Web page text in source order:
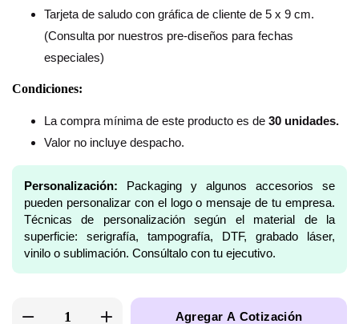
Tarjeta de saludo con gráfica de cliente de 5 x 9 cm.
(Consulta por nuestros pre-diseños para fechas
especiales)
Condiciones:
La compra mínima de este producto es de 30 unidades.
Valor no incluye despacho.
Personalización: Packaging y algunos accesorios se
pueden personalizar con el logo o mensaje de tu empresa.
Técnicas de personalización según el material de la
superficie: serigrafía, tampografía, DTF, grabado láser,
vinilo o sublimación. Consúltalo con tu ejecutivo.
Agregar A Cotización